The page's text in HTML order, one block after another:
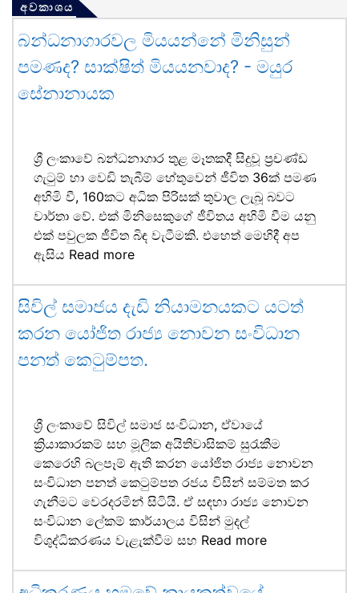
අවකාශය
බන්ධනාගාරවල මියයන්නේ මිනිසුන්
පමණද? සාක්ෂිත් මියයනවාද? - මයුර
සේනානායක
ශ්‍රී ලංකාවේ බන්ධනාගාර තුළ මෑතකදී සිදුවූ ප්‍රචණ්ඩ
ගැටුම් හා වෙඩි තැබීම් හේතුවෙන් ජීවිත 36ක් පමණ
අහිමි වී, 160කට අධික පිරිසක් තුවාල ලැබූ බවට
වාර්තා වේ. එක් මිනිසෙකුගේ ජීවිතය අහිමි වීම යනු
එක් පවුලක ජීවිත බිඳ වැටීමකි. එහෙත් මෙහිදී අප
ඇසිය Read more
සිවිල් සමාජය දැඩි නියාමනයකට යටත්
කරන යෝජිත රාජ්‍ය නොවන සංවිධාන
පනත් කෙටුම්පත.
ශ්‍රී ලංකාවේ සිවිල් සමාජ සංවිධාන, ඒවායේ
ක්‍රියාකාරකම් සහ මූලික අයිතිවාසිකම් සුරැකීම
කෙරෙහි බලපෑම් ඇති කරන යෝජිත රාජ්‍ය නොවන
සංවිධාන පනත් කෙටුම්පත රජය විසින් සම්මත කර
ගැනීමට වෙරදරමින් සිටියි. ඒ සඳහා රාජ්‍ය නොවන
සංවිධාන ලේකම් කාර්යාලය විසින් මුදල්
විශුද්ධිකරණය වැළැක්වීම සහ Read more